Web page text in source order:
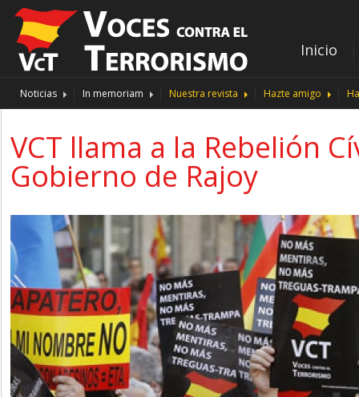
Inicio
Noticias In memoriam Nuestra revista Hazte amigo
VCT llama a la Rebelión
Gobierno de Rajoy